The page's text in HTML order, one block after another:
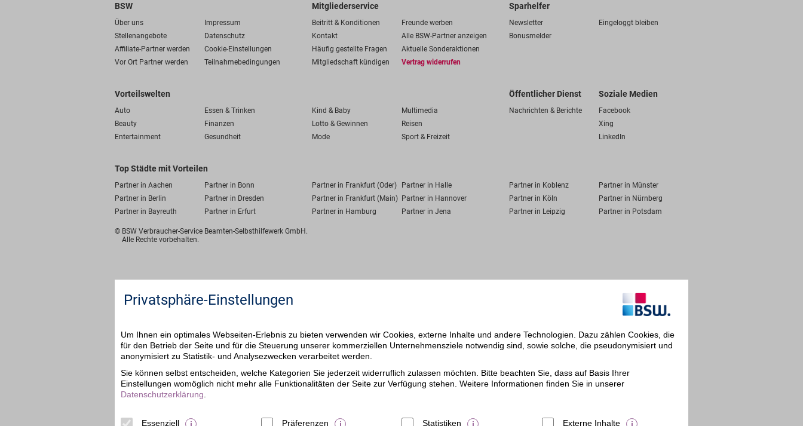
BSW
Über uns
Impressum
Stellenangebote
Datenschutz
Affiliate-Partner werden
Cookie-Einstellungen
Vor Ort Partner werden
Teilnahmebedingungen
Mitgliederservice
Beitritt & Konditionen
Freunde werben
Kontakt
Alle BSW-Partner anzeigen
Häufig gestellte Fragen
Aktuelle Sonderaktionen
Mitgliedschaft kündigen
Vertrag widerrufen
Sparhelfer
Newsletter
Eingeloggt bleiben
Bonusmelder
Vorteilswelten
Auto Essen & Trinken Kind & Baby
Multimedia
Beauty
Finanzen Lotto & Gewinnen
Reisen
Entertainment
Gesundheit Mode Sport & Freizeit
Öffentlicher Dienst
Nachrichten & Berichte
Soziale Medien
Facebook
Xing
LinkedIn
Top Städte mit Vorteilen
Partner in Aachen Partner in Bonn Partner in Frankfurt (Oder) Partner in Halle Partner in Koblenz
Partner in Münster
Partner in Berlin
Partner in Dresden Partner in Frankfurt (Main) Partner in Hannover Partner in Köln
Partner in Nürnberg
Partner in Bayreuth
Partner in Erfurt Partner in Hamburg Partner in Jena Partner in Leipzig Partner in Potsdam
© BSW Verbraucher-Service Beamten-Selbsthilfewerk GmbH.
Alle Rechte vorbehalten.
Privatsphäre-Einstellungen
Um Ihnen ein optimales Webseiten-Erlebnis zu bieten verwenden wir Cookies, externe Inhalte und andere Technologien. Dazu zählen Cookies, die
für den Betrieb der Seite und für die Steuerung unserer kommerziellen Unternehmensziele notwendig sind, sowie solche, die pseudonymisiert und
anonymisiert zu Statistik- und Analysezwecken verarbeitet werden.
Sie können selbst entscheiden, welche Kategorien Sie jederzeit widerruflich zulassen möchten. Bitte beachten Sie, dass auf Basis Ihrer
Einstellungen womöglich nicht mehr alle Funktionalitäten der Seite zur Verfügung stehen. Weitere Informationen finden Sie in unserer
Datenschutzerklärung
Essenziell Präferenzen Statistiken Externe Inhalte